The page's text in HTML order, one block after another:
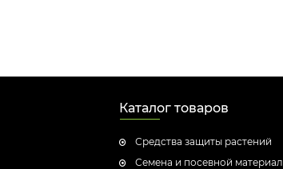
Каталог товаров
Средства защиты растений
Семена и посевной материал